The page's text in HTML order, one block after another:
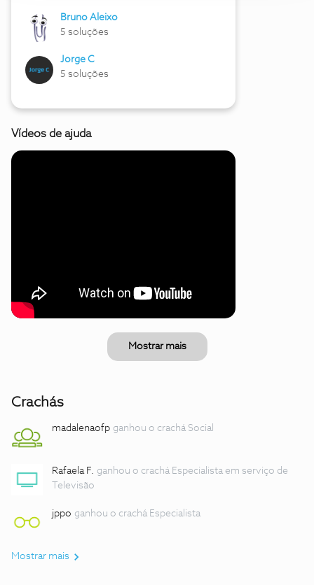
Bruno Aleixo
5 soluções
Jorge C
5 soluções
Vídeos de ajuda
Mostrar mais
Crachás
madalenaofp ganhou o crachá Social
Rafaela F. ganhou o crachá Especialista em serviço de
Televisão
jppo ganhou o crachá Especialista
Mostrar mais